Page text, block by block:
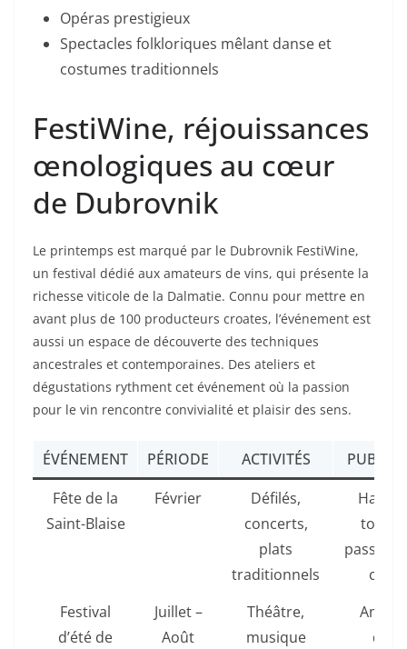
Opéras prestigieux
Spectacles folkloriques mêlant danse et
costumes traditionnels
FestiWine, réjouissances
œnologiques au cœur
de Dubrovnik
Le printemps est marqué par le Dubrovnik FestiWine,
un festival dédié aux amateurs de vins, qui présente la
richesse viticole de la Dalmatie. Connu pour mettre en
avant plus de 100 producteurs croates, l’événement est
aussi un espace de découverte des techniques
ancestrales et contemporaines. Des ateliers et
dégustations rythment cet événement où la passion
pour le vin rencontre convivialité et plaisir des sens.
ÉVÉNEMENT PÉRIODE ACTIVITÉS
PUBLIC
Fête de la
Saint-Blaise
Février
Défilés,
concerts,
plats
traditionnels
Festival
d’été de
Juillet –
Août
Théâtre,
musique